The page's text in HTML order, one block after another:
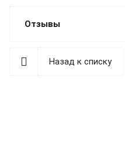
Отзывы
Назад к списку